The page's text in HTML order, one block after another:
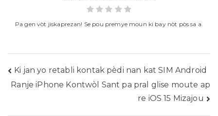
Pa gen vòt jiskaprezan! Se pou premye moun ki bay nòt pòs sa a.
Poste
navigasyon
Ki jan yo retabli kontak pèdi nan kat SIM Android
Ranje iPhone Kontwòl Sant pa pral glise moute ap
re iOS 15 Mizajou